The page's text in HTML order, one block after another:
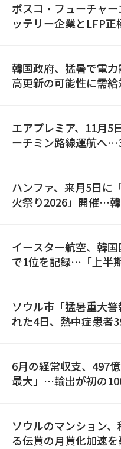
ポスコ・フューチャ
ッテリー企業とLFP正
韓国政府、猛暑で電
高更新の可能性に需
エアプレミア、11月5
ーチミン路線運航へ
ハンファ、来月5日に
火祭り2026」開催…
イースター航空、韓
で1位を記録…「上半
ソウル市「猛暑重大
れた4日、熱中症患者
6月の経常収支、497
最大」…輸出が初の
ソウルのマンション
る伝貰の月貰化加速を